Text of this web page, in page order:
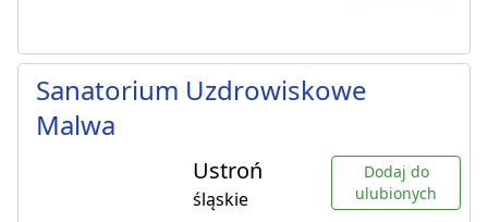
Sanatorium Uzdrowiskowe
Malwa
Ustroń
śląskie
Dodaj do
ulubionych